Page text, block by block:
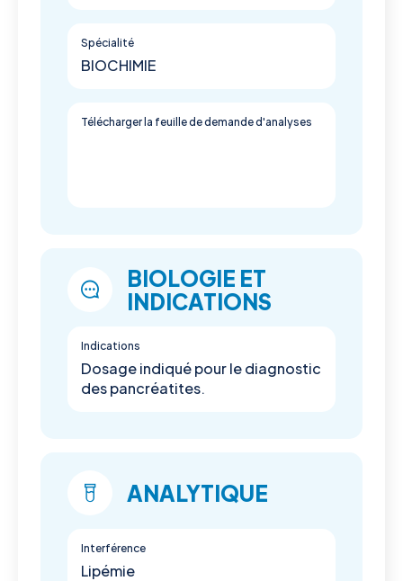
Spécialité
BIOCHIMIE
Télécharger la feuille de demande d'analyses
BIOLOGIE ET
INDICATIONS
Indications
Dosage indiqué pour le diagnostic
des pancréatites.
ANALYTIQUE
Interférence
Lipémie